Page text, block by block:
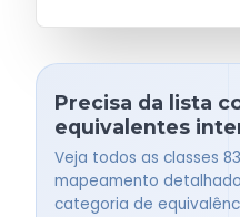
Precisa da lista
equivalentes
Veja todos as classes
mapeamento
categoria de